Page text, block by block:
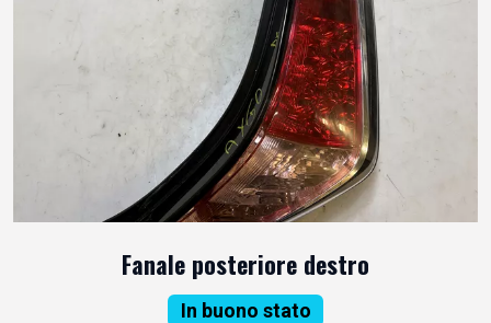
Fanale posteriore destro
In buono stato